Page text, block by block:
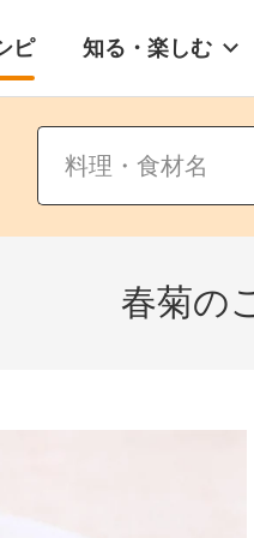
ピ 知る・楽しむ
春菊の